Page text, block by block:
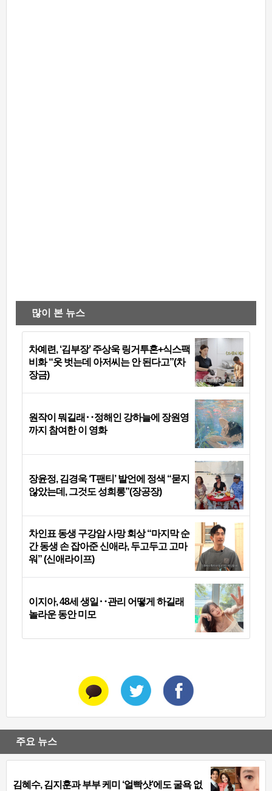
많이 본 뉴스
차예련, ‘김부장’ 주상욱 링거투혼+식스팩
비화 “옷 벗는데 아저씨는 안 된다고”(차
장금)
원작이 뭐길래‥정해인 강하늘에 장원영
까지 참여한 이 영화
장윤정, 김경욱 ‘T팬티’ 발언에 정색 “묻지
않았는데, 그것도 성희롱”(장공장)
차인표 동생 구강암 사망 회상 “마지막 순
간 동생 손 잡아준 신애라, 두고두고 고마
워” (신애라이프)
이지아, 48세 생일‥관리 어떻게 하길래
놀라운 동안 미모
주요 뉴스
김혜수, 김지훈과 부부 케미 ‘얼빡샷’에도 굴욕 없